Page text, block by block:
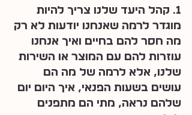
1. קהל היעד שלנו צריך להיות
מוגדר לרמה שאנחנו יודעות לא רק
מה חסר להם בחיים ואיך אנחנו
עוזרות להם עם המוצר או השירות
שלנו, אלא לרמה של מה הם
עושים בשעות הפנאי, איך היום יום
שלהם נראה, מתי הם מתפנים